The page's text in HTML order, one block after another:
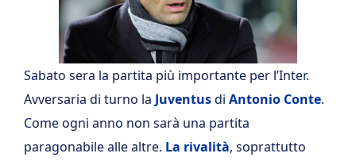
Sabato sera la partita più importante per l’Inter.
Avversaria di turno la Juventusdi Antonio Conte.
Come ogni anno non sarà una partita
paragonabile alle altre. La rivalità, soprattutto